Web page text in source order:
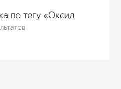
по тегу «Оксид